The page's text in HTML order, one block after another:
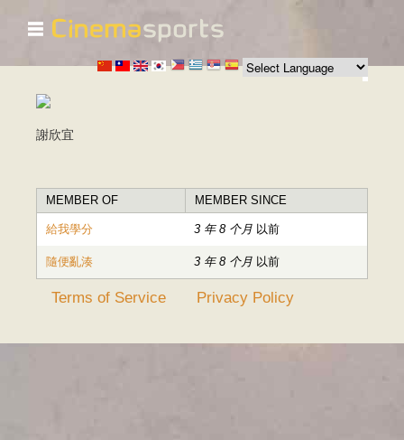
跳
转
到
☰
謝欣宜
MEMBER OF MEMBER SINCE
給我學分 3 年 8 个月 以前
隨便亂湊 3 年 8 个月 以前
Terms of Service Privacy Policy